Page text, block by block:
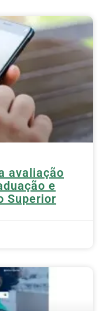
avaliação
e
Superior